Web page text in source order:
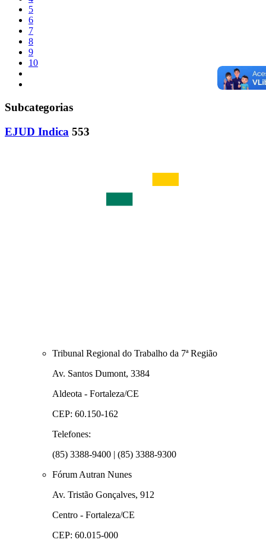
5
6
7
8
9
10
Subcategorias
EJUD Indica 553
Tribunal Regional do Trabalho da 7ª Região
Av. Santos Dumont, 3384
Aldeota - Fortaleza/CE
CEP: 60.150-162
Telefones:
(85) 3388-9400 | (85) 3388-9300
Fórum Autran Nunes
Av. Tristão Gonçalves, 912
Centro - Fortaleza/CE
CEP: 60.015-000